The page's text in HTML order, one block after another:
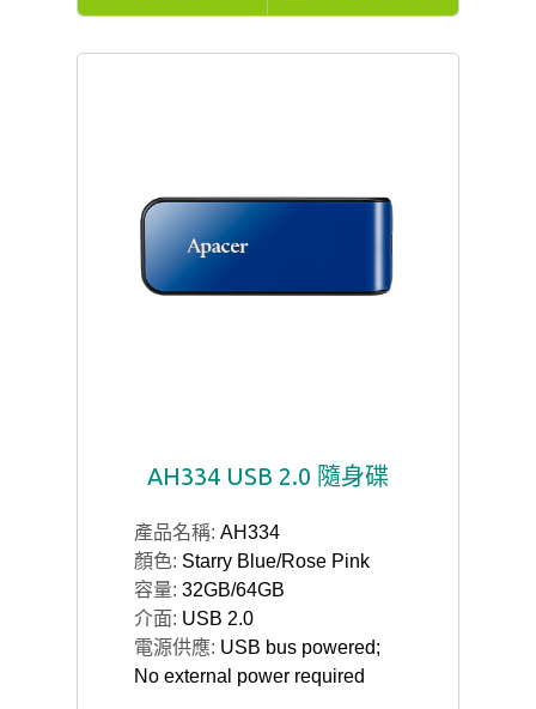
AH334 USB 2.0 隨身碟
產品名稱: AH334
顏色: Starry Blue/Rose Pink
容量: 32GB/64GB
介面: USB 2.0
電源供應: USB bus powered;
No external power required